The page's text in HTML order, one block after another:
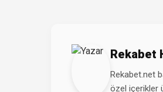
Rekabet
Rekabet.net
özel içerikler